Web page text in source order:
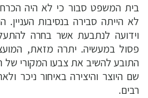
בית המשפט סבור כי לא היה הכרח
לא הייתה סבירה בנסיבות
וידועה לנתבעת אשר בחרה
פסול במעשיה. יתרה מזאת,
התובע להשיב את צבעו המקורי
שם היוצר והיצירה באיחור ניכר
רבים.